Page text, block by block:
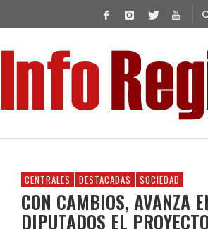
CENTRALES DESTACADAS SOCIEDAD
CON CAMBIOS, AVANZA
DIPUTADOS EL